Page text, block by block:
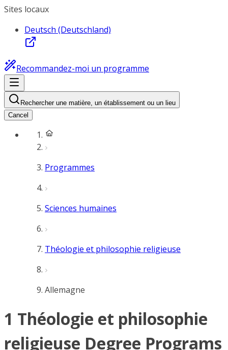
Sites locaux
Deutsch (Deutschland)
Recommandez-moi un programme
Rechercher une matière, un établissement ou un lieu
Cancel
Programmes
Sciences humaines
Théologie et philosophie religieuse
Allemagne
1 Théologie et philosophie
religieuse Degree Programs